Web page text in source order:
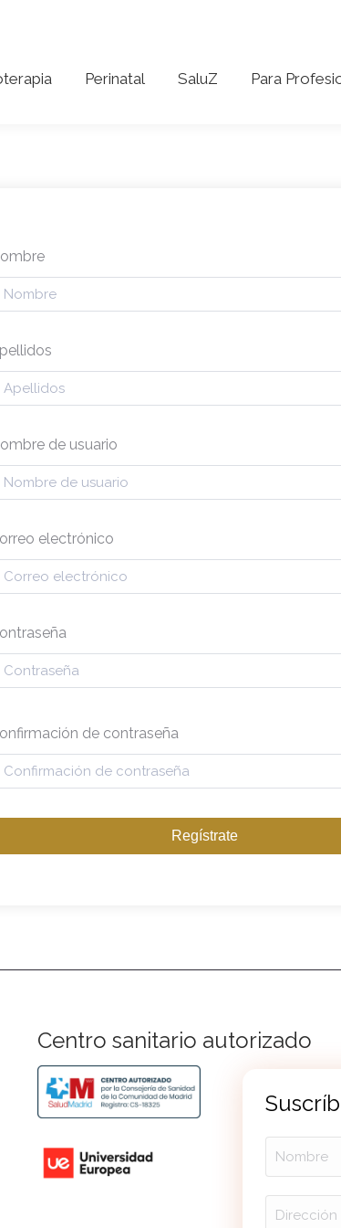
Perinatal SaluZ Para
de usuario
electrónico
de contraseña
Regístrate
Centro sanitario autorizado